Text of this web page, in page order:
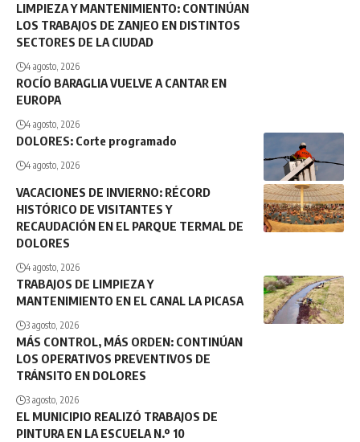
LIMPIEZA Y MANTENIMIENTO: CONTINÚAN
LOS TRABAJOS DE ZANJEO EN DISTINTOS
SECTORES DE LA CIUDAD
4 agosto, 2026
ROCÍO BARAGLIA VUELVE A CANTAR EN
EUROPA
4 agosto, 2026
DOLORES: Corte programado
4 agosto, 2026
VACACIONES DE INVIERNO: RÉCORD
HISTÓRICO DE VISITANTES Y
RECAUDACIÓN EN EL PARQUE TERMAL DE
DOLORES
4 agosto, 2026
TRABAJOS DE LIMPIEZA Y
MANTENIMIENTO EN EL CANAL LA PICASA
3 agosto, 2026
MÁS CONTROL, MÁS ORDEN: CONTINÚAN
LOS OPERATIVOS PREVENTIVOS DE
TRÁNSITO EN DOLORES
3 agosto, 2026
EL MUNICIPIO REALIZÓ TRABAJOS DE
PINTURA EN LA ESCUELA N.º 10